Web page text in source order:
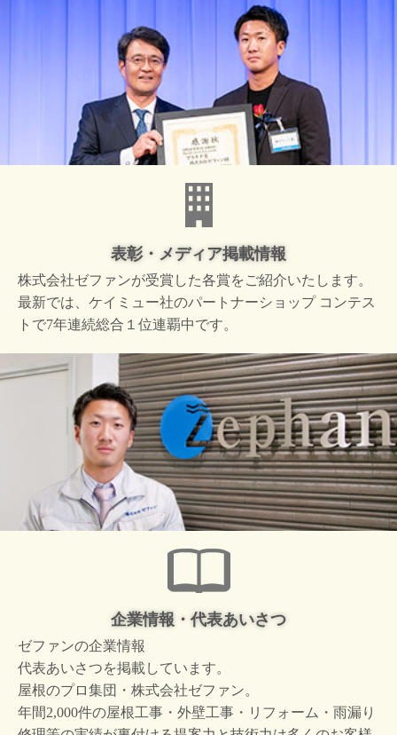
表彰・メディア掲載情報
株式会社ゼファンが受賞した各賞をご紹介いたします。
最新では、ケイミュー社のパートナーショップ コンテス
トで7年連続総合１位連覇中です。
企業情報・代表あいさつ
ゼファンの企業情報
代表あいさつを掲載しています。
屋根のプロ集団・株式会社ゼファン。
年間2,000件の屋根工事・外壁工事・リフォーム・雨漏り